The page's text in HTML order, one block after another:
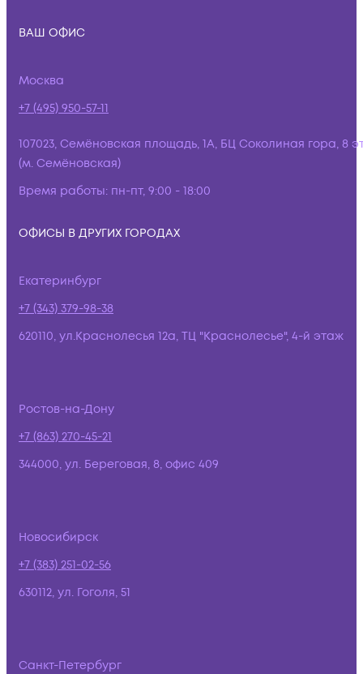
ВАШ ОФИС
Москва
+7 (495) 950-57-11
107023, Семёновская площадь, 1А, БЦ Соколиная гора, 8
(м. Семёновская)
Время работы: пн-пт, 9:00 - 18:00
ОФИСЫ В ДРУГИХ ГОРОДАХ
Екатеринбург
+7 (343) 379-98-38
620110, ул.Краснолесья 12а, ТЦ "Краснолесье", 4-й этаж
Ростов-на-Дону
+7 (863) 270-45-21
344000, ул. Береговая, 8, офис 409
Новосибирск
+7 (383) 251-02-56
630112, ул. Гоголя, 51
Санкт-Петербург